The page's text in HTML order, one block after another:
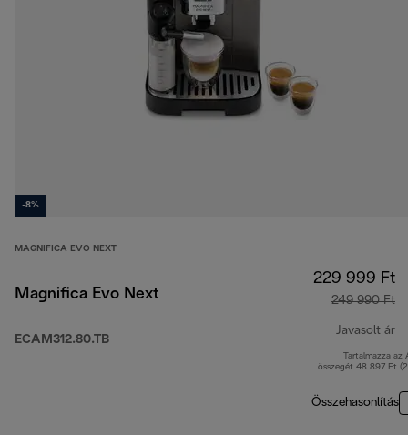
-8%
MAGNIFICA EVO NEXT
Magnifica Evo Next
ECAM312.80.TB
229 999 Ft
249 990 Ft
Javasolt ár
Tartalmazza az
összegét 48 897 Ft
Összehasonlítás